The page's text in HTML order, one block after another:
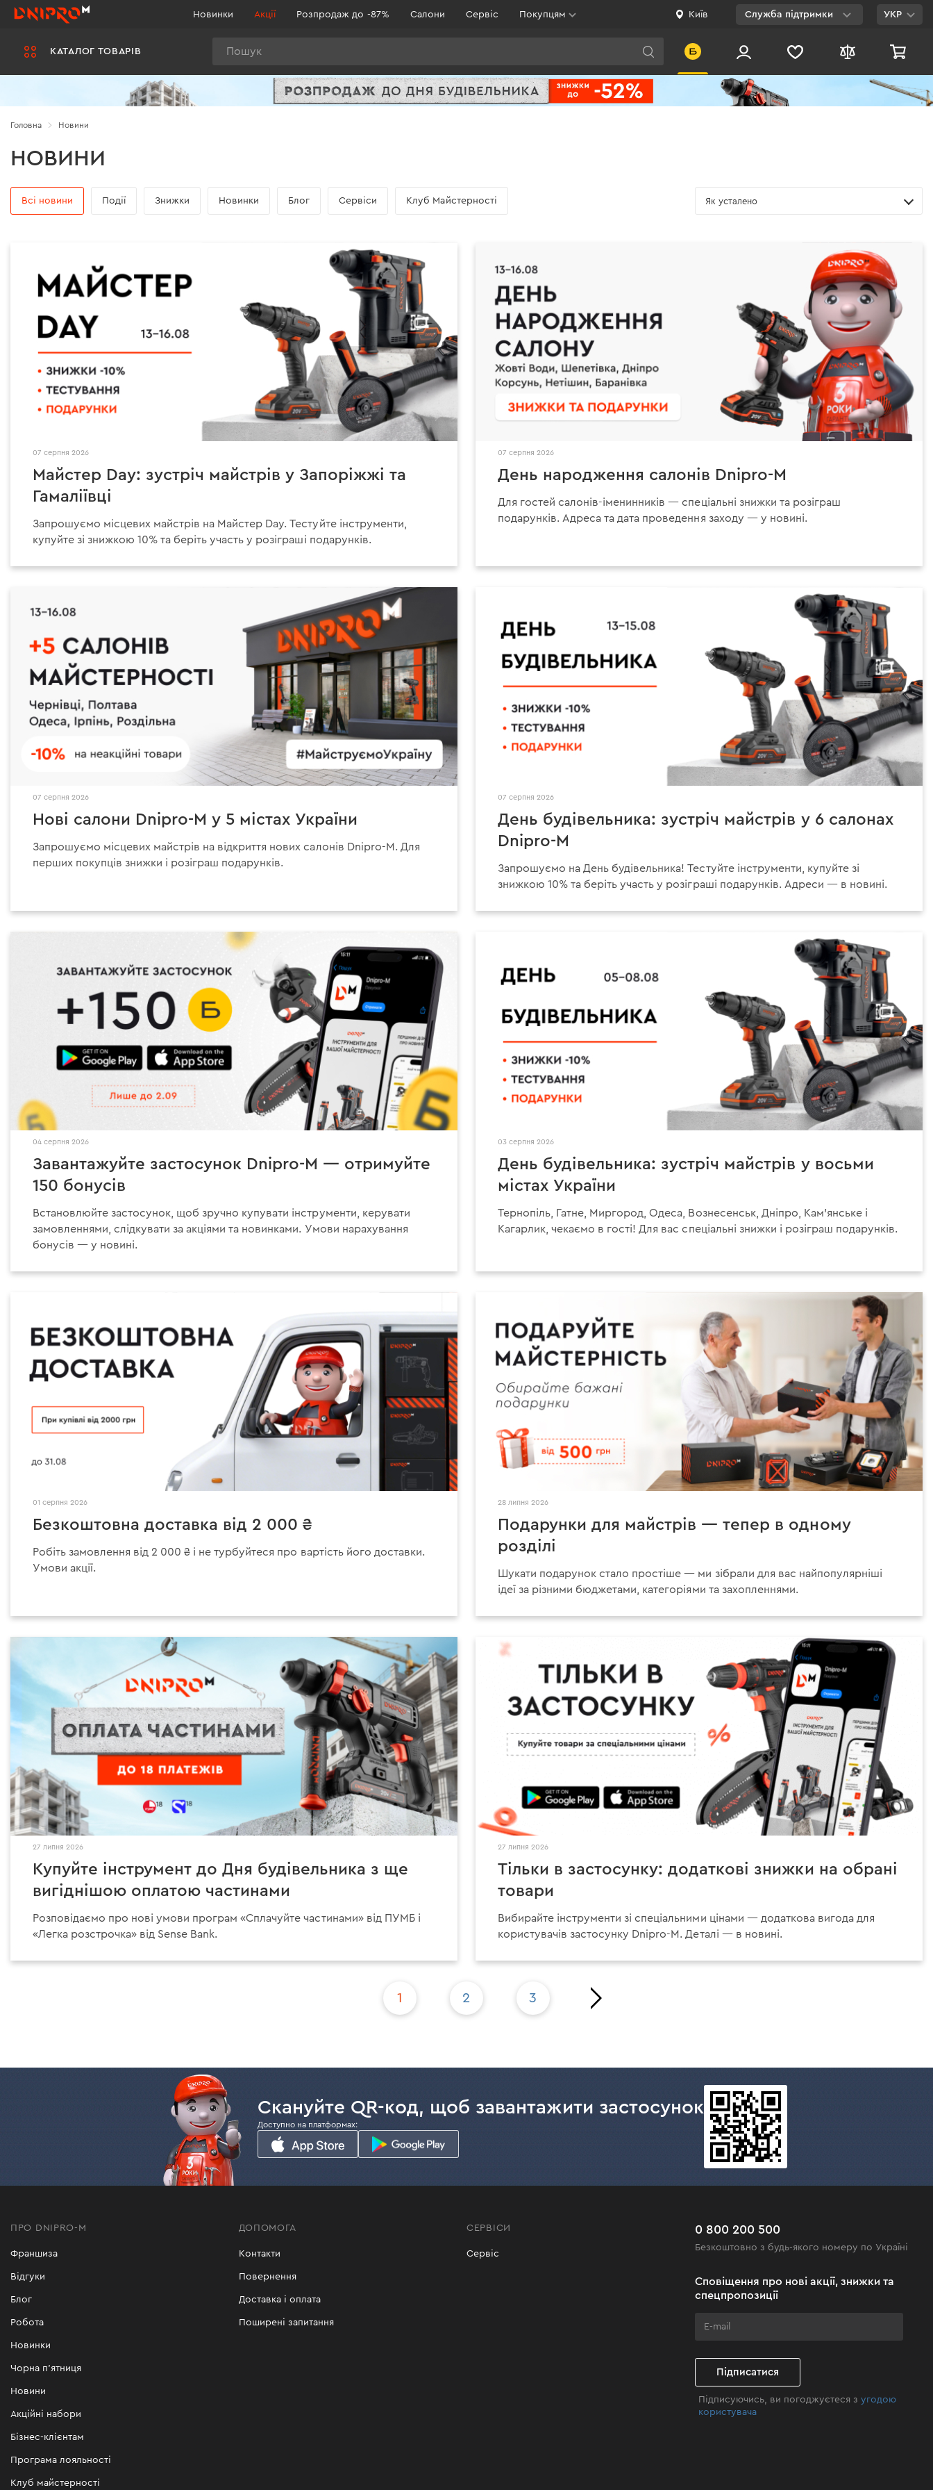
КАТАЛОГ ТОВАРІВ
Новинки Акції Розпродаж до -87% Салони Сервіс Покупцям Київ Служба підтримки
Viber
УКР
Головна Новини
НОВИНИ
Всі новини Події Знижки Новинки Блог Сервіси Клуб Майстерності Як усталено
07 серпня 2026
Майстер Day: зустріч майстрів у Запоріжжі та
Гамаліївці
Запрошуємо місцевих майстрів на Майстер Day. Тестуйте інструменти,
купуйте зі знижкою 10% та беріть участь у розіграші подарунків.
07 серпня 2026
День народження салонів Dnipro-M
Для гостей салонів-іменинників — спеціальні знижки та розіграш
подарунків. Адреса та дата проведення заходу — у новині.
07 серпня 2026
Нові салони Dnipro-M у 5 містах України
Запрошуємо місцевих майстрів на відкриття нових салонів Dnipro-M. Для
перших покупців знижки і розіграш подарунків.
07 серпня 2026
День будівельника: зустріч майстрів у 6 салонах
Dnipro-M
Запрошуємо на День будівельника! Тестуйте інструменти, купуйте зі
знижкою 10% та беріть участь у розіграші подарунків. Адреси — в новині.
04 серпня 2026
Завантажуйте застосунок Dnipro-M — отримуйте
150 бонусів
Встановлюйте застосунок, щоб зручно купувати інструменти, керувати
замовленнями, слідкувати за акціями та новинками. Умови нарахування
бонусів — у новині.
03 серпня 2026
День будівельника: зустріч майстрів у восьми
містах України
Тернопіль, Гатне, Миргород, Одеса, Вознесенськ, Дніпро, Кам'янське і
Кагарлик, чекаємо в гості! Для вас спеціальні знижки і розіграш подарунків.
01 серпня 2026
Безкоштовна доставка від 2 000 ₴
Робіть замовлення від 2 000 ₴ і не турбуйтеся про вартість його доставки.
Умови акції.
28 липня 2026
Подарунки для майстрів — тепер в одному
розділі
Шукати подарунок стало простіше — ми зібрали для вас найпопулярніші
ідеї за різними бюджетами, категоріями та захопленнями.
27 липня 2026
Купуйте інструмент до Дня будівельника з ще
вигіднішою оплатою частинами
Розповідаємо про нові умови програм «Сплачуйте частинами» від ПУМБ і
«Легка розстрочка» від Sense Bank.
27 липня 2026
Тільки в застосунку: додаткові знижки на обрані
товари
Вибирайте інструменти зі спеціальними цінами — додаткова вигода для
користувачів застосунку Dnipro-M. Деталі — в новині.
1 2 3 Остання
Скануйте QR-код, щоб завантажити застосунок
Доступно на платформах:
ПРО DNIPRO-M
Франшиза
Відгуки
Блог
Робота
Новинки
Чорна п'ятниця
Новини
Акційні набори
Бізнес-клієнтам
Програма лояльності
Клуб майстерності
ДОПОМОГА
Контакти
Повернення
Доставка і оплата
Поширені запитання
СЕРВІСИ
Сервіс
0 800 200 500
Безкоштовно з будь-якого номеру по Україні
Сповіщення про нові акції, знижки та
спецпропозиції
Підписатися
Підписуючись, ви погоджуєтеся з угодою
користувача